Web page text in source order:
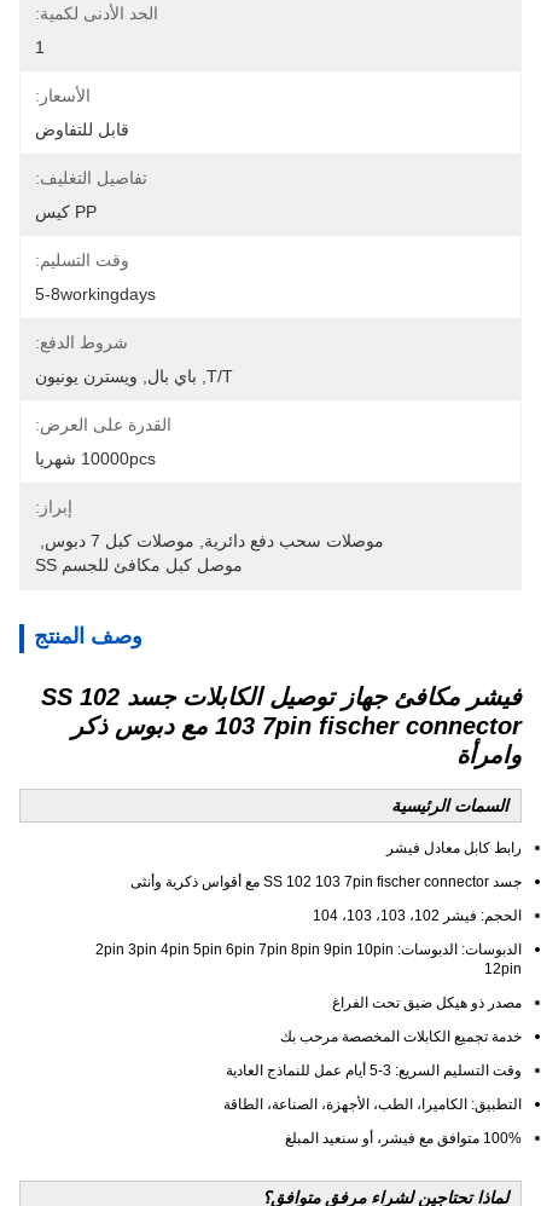
الحد الأدنى لكمية:
1
الأسعار:
قابل للتفاوض
تفاصيل التغليف:
PP كيس
وقت التسليم:
5-8workingdays
شروط الدفع:
T/T, باي بال, ويسترن يونيون
القدرة على العرض:
10000pcs شهريا
إبراز:
موصلات سحب دفع دائرية
موصلات كبل 7 دبوس
موصل كبل مكافئ للجسم SS
وصف المنتج
فيشر مكافئ جهاز توصيل الكابلات جسد SS 102
103 7pin fischer connector مع دبوس ذكر
وامرأة
السمات الرئيسية
رابط كابل معادل فيشر
جسد SS 102 103 7pin fischer connector مع أقواس ذكرية وأنثى
الحجم: فيشر 102، 103، 103، 104
الدبوسات: الدبوسات: 2pin 3pin 4pin 5pin 6pin 7pin 8pin 9pin 10pin
12pin
مصدر ذو هيكل ضيق تحت الفراغ
خدمة تجميع الكابلات المخصصة مرحب بك
وقت التسليم السريع: 3-5 أيام عمل للنماذج العادية
التطبيق: الكاميرا، الطب، الأجهزة، الصناعة، الطاقة
100% متوافق مع فيشر، أو سنعيد المبلغ
لماذا تحتاجين لشراء مرفق متوافق؟